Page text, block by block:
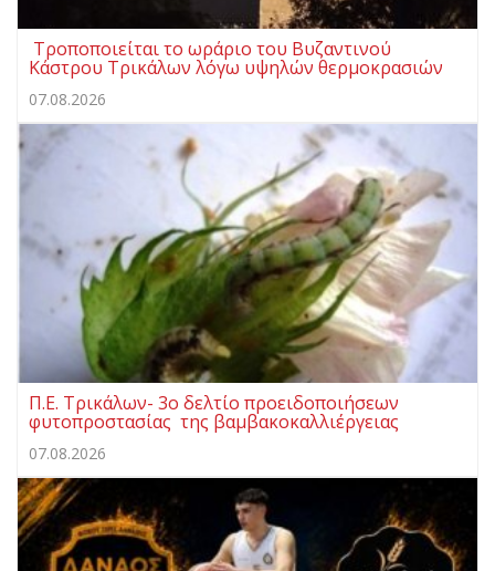
Τροποποιείται το ωράριο του Βυζαντινού
Κάστρου Τρικάλων λόγω υψηλών θερμοκρασιών
07.08.2026
Π.Ε. Τρικάλων- 3ο δελτίο προειδοποιήσεων
φυτοπροστασίας της βαμβακοκαλλιέργειας
07.08.2026